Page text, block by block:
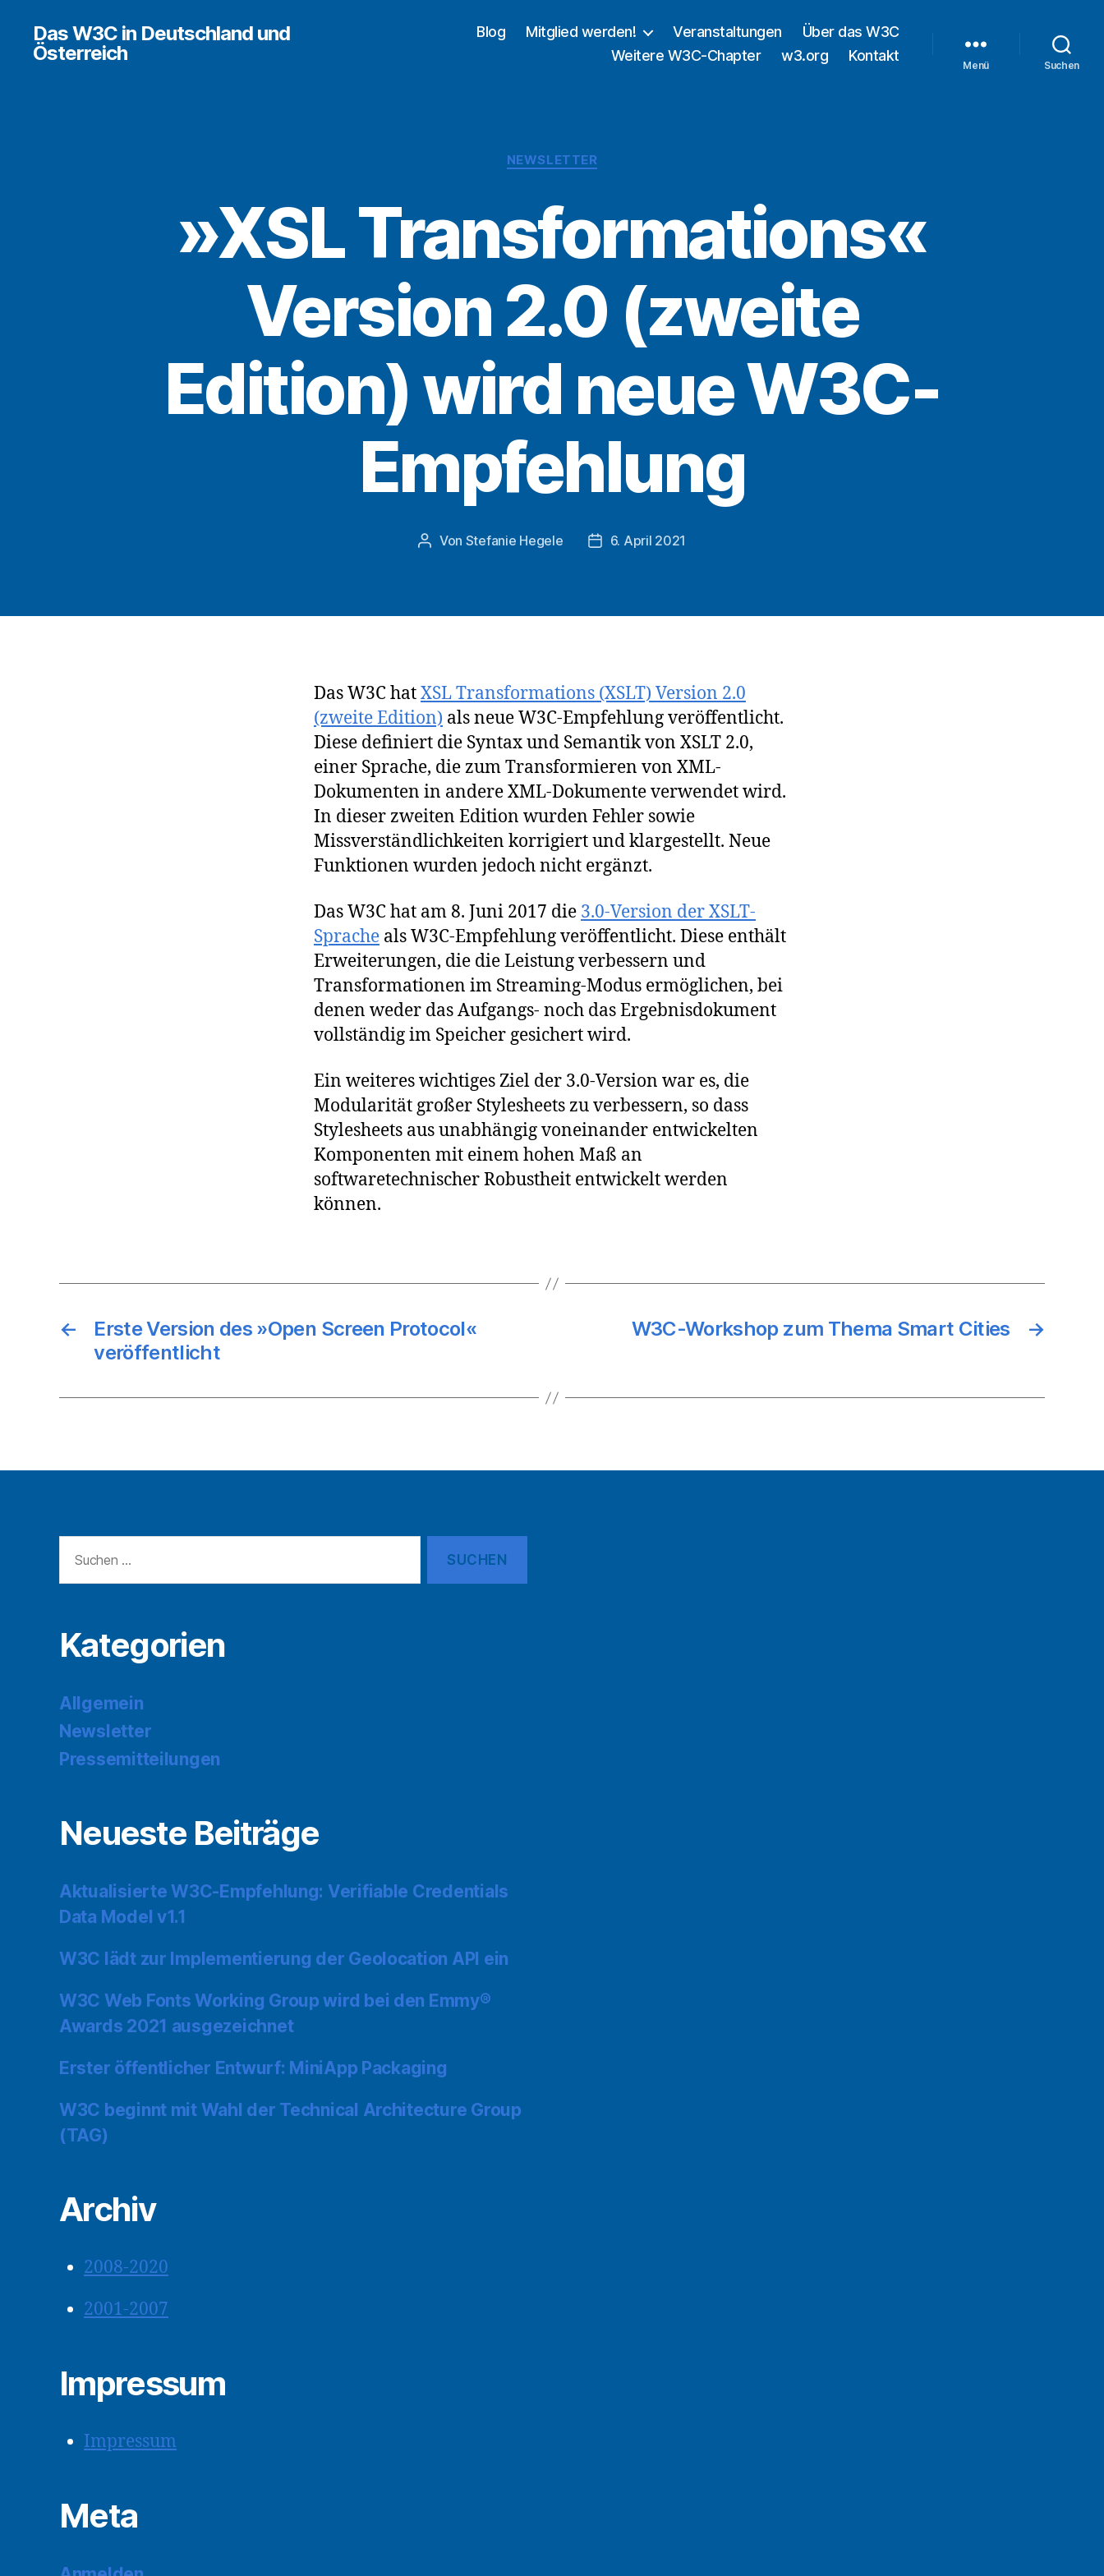
Das W3C in Deutschland und
Österreich
Blog Mitglied werden! Veranstaltungen
Über das W3C
Weitere W3C-Chapter
w3.org Kontakt
Menü Suchen
Kategorien
NEWSLETTER
»XSL Transformations«
Version 2.0 (zweite
Edition) wird neue W3C-
Empfehlung
Beitragsautor
Von Stefanie Hegele Veröffentlichungsdatum
6. April 2021
Das W3C hatXSL Transformations (XSLT) Version 2.0
(zweite Edition) als neue W3C-Empfehlung veröffentlicht.
Diese definiert die Syntax und Semantik von XSLT 2.0,
einer Sprache, die zum Transformieren von XML-
Dokumenten in andere XML-Dokumente verwendet wird.
In dieser zweiten Edition wurden Fehler sowie
Missverständlichkeiten korrigiert und klargestellt. Neue
Funktionen wurden jedoch nicht ergänzt.
Das W3C hat am 8. Juni 2017 die 3.0-Version der XSLT-
Sprache als W3C-Empfehlung veröffentlicht. Diese enthält
Erweiterungen, die die Leistung verbessern und
Transformationen im Streaming-Modus ermöglichen, bei
denen weder das Aufgangs- noch das Ergebnisdokument
vollständig im Speicher gesichert wird.
Ein weiteres wichtiges Ziel der 3.0-Version war es, die
Modularität großer Stylesheets zu verbessern, so dass
Stylesheets aus unabhängig voneinander entwickelten
Komponenten mit einem hohen Maß an
softwaretechnischer Robustheit entwickelt werden
können.
←
Erste Version des »Open Screen Protocol«
veröffentlicht
→
W3C-Workshop zum Thema Smart Cities
nach:
Kategorien
Allgemein
Newsletter
Pressemitteilungen
Neueste Beiträge
Aktualisierte W3C-Empfehlung: Verifiable Credentials
Data Model v1.1
W3C lädt zur Implementierung der Geolocation API ein
W3C Web Fonts Working Group wird bei den Emmy®
Awards 2021 ausgezeichnet
Erster öffentlicher Entwurf: MiniApp Packaging
W3C beginnt mit Wahl der Technical Architecture Group
(TAG)
Archiv
2008-2020
2001-2007
Impressum
Impressum
Meta